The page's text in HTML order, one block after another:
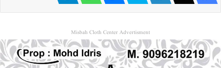
Misbah Cloth Center Advertisment